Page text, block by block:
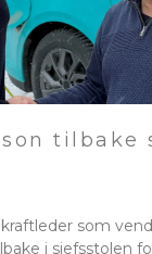
tilbake
som
i sjefsstolen